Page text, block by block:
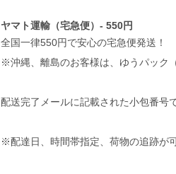
ヤマト運輸（宅急便）- 550円
全国一律550円で安心の宅急便発送！
※沖縄、離島のお客様は、ゆうパック
配送完了メールに記載された小包番号
※配達日、時間帯指定、荷物の追跡が